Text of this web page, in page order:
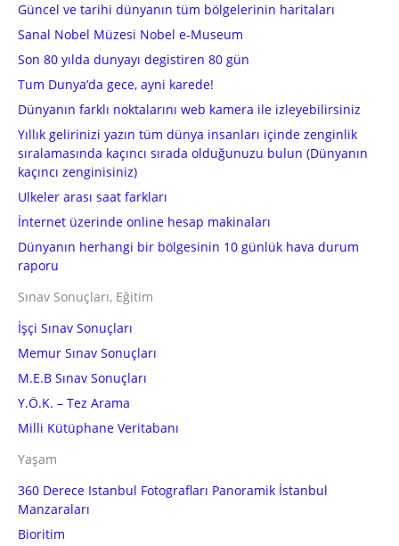
Güncel ve tarihi dünyanın tüm bölgelerinin haritaları
Sanal Nobel Müzesi Nobel e-Museum
Son 80 yılda dunyayı degistiren 80 gün
Tum Dunya’da gece, ayni karede!
Dünyanın farklı noktalarını web kamera ile izleyebilirsiniz
Yıllık gelirinizi yazın tüm dünya insanları içinde zenginlik
sıralamasında kaçıncı sırada olduğunuzu bulun (Dünyanın
kaçıncı zenginisiniz)
Ulkeler arası saat farkları
İnternet üzerinde online hesap makinaları
Dünyanın herhangi bir bölgesinin 10 günlük hava durum
raporu
Sınav Sonuçları, Eğitim
İşçi Sınav Sonuçları
Memur Sınav Sonuçları
M.E.B Sınav Sonuçları
Y.Ö.K. – Tez Arama
Milli Kütüphane Veritabanı
Yaşam
360 Derece Istanbul Fotografları Panoramik İstanbul
Manzaraları
Bioritim